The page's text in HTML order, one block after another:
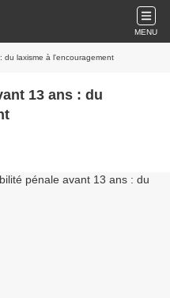
MENU
du laxisme à l'encouragement
13 ans : du